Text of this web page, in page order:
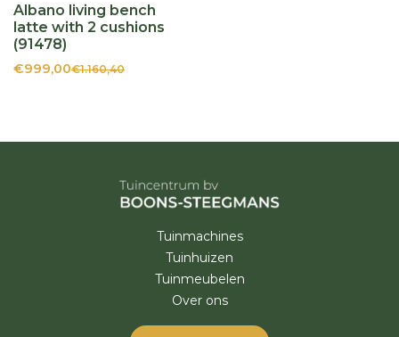
Albano living bench
latte with 2 cushions
(91478)
€999,00€1.160,40
Tuinmachines
Tuinhuizen
Tuinmeubelen
Over ons